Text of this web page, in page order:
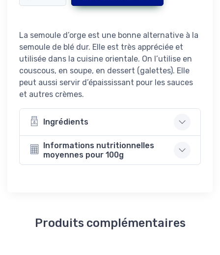
La semoule d’orge est une bonne alternative à la
semoule de blé dur. Elle est très appréciée et
utilisée dans la cuisine orientale. On l’utilise en
couscous, en soupe, en dessert (galettes). Elle
peut aussi servir d’épaississant pour les sauces
et autres crèmes.
Ingrédients
Informations nutritionnelles
moyennes pour 100g
Produits complémentaires